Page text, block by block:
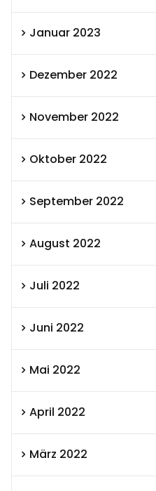
Januar 2023
Dezember 2022
November 2022
Oktober 2022
September 2022
August 2022
Juli 2022
Juni 2022
Mai 2022
April 2022
März 2022